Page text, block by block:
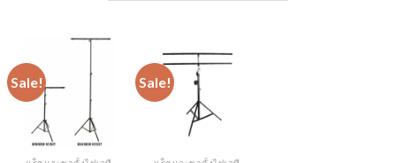
Sale! Sale!